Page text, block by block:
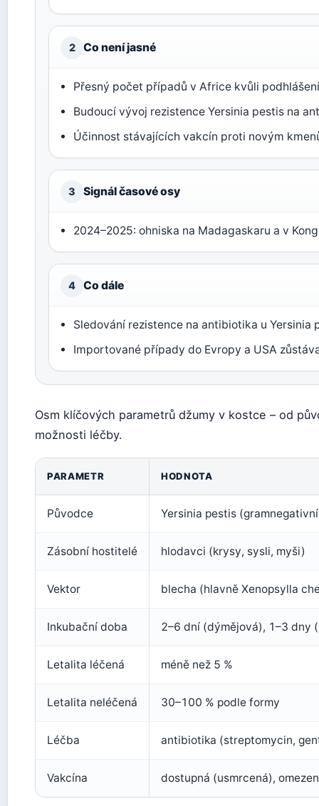
2 Co není jasné
Přesný počet případů v Africe kvůli
Budoucí vývoj rezistence Yersinia pestis na
Účinnost stávajících vakcín proti novým
3 Signál časové osy
2024–2025: ohniska na Madagaskaru a v
4 Co dále
Sledování rezistence na antibiotika u Yersinia
Importované případy do Evropy a USA
Osm klíčových parametrů džumy v kostce – od
možnosti léčby.
PARAMETR HODNOTA
Původce Yersinia pestis
Zásobní hostitelé hlodavci (krysy, sysli, myši)
Vektor blecha (hlavně Xenopsylla
Inkubační doba 2–6 dní (dýmějová), 1–3 dny
Letalita léčená méně než 5 %
Letalita neléčená 30–100 % podle formy
Léčba antibiotika (streptomycin,
Vakcína dostupná (usmrcená),